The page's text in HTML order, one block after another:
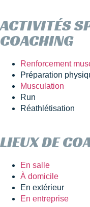
ACTIVITÉS
COACHING
Renforcement
Préparation
Musculation
Run
Réathlétisation
LIEUX DE
En salle
À domicile
En extérieur
En entreprise